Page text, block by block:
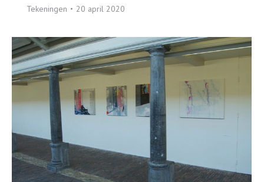
Tekeningen 20 april 2020